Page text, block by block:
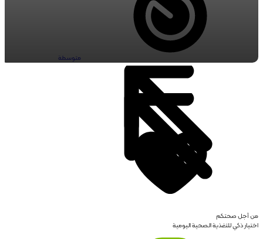
متوسطة
من أجل صحتكم
اختيار ذكي للتغذية الصحية اليومية